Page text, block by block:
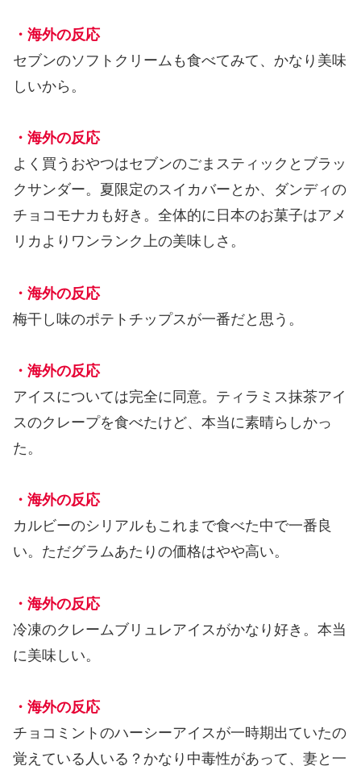
・海外の反応
セブンのソフトクリームも食べてみて、かなり美味
しいから。
・海外の反応
よく買うおやつはセブンのごまスティックとブラッ
クサンダー。夏限定のスイカバーとか、ダンディの
チョコモナカも好き。全体的に日本のお菓子はアメ
リカよりワンランク上の美味しさ。
・海外の反応
梅干し味のポテトチップスが一番だと思う。
・海外の反応
アイスについては完全に同意。ティラミス抹茶アイ
スのクレープを食べたけど、本当に素晴らしかっ
た。
・海外の反応
カルビーのシリアルもこれまで食べた中で一番良
い。ただグラムあたりの価格はやや高い。
・海外の反応
冷凍のクレームブリュレアイスがかなり好き。本当
に美味しい。
・海外の反応
チョコミントのハーシーアイスが一時期出ていたの
覚えている人いる？かなり中毒性があって、妻と一